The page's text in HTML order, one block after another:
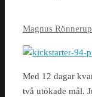
Magnus Rönnerup
Med 12 dagar
två utökade mål.